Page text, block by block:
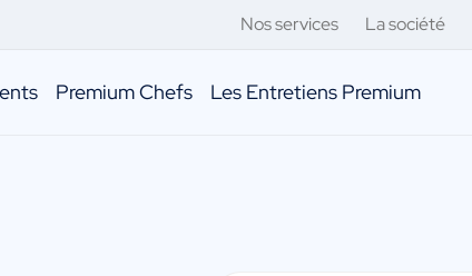
Nos services La société
Premium Chefs Les Entretiens Premium